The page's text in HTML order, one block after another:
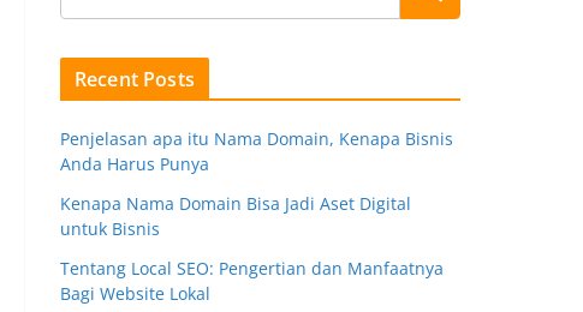
Recent Posts
Penjelasan apa itu Nama Domain, Kenapa Bisnis
Anda Harus Punya
Kenapa Nama Domain Bisa Jadi Aset Digital
untuk Bisnis
Tentang Local SEO: Pengertian dan Manfaatnya
Bagi Website Lokal